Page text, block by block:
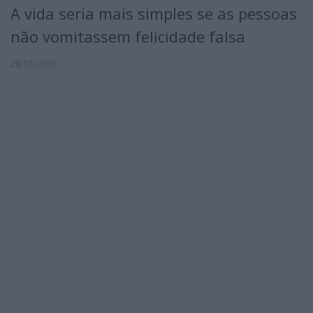
A vida seria mais simples se as pessoas
não vomitassem felicidade falsa